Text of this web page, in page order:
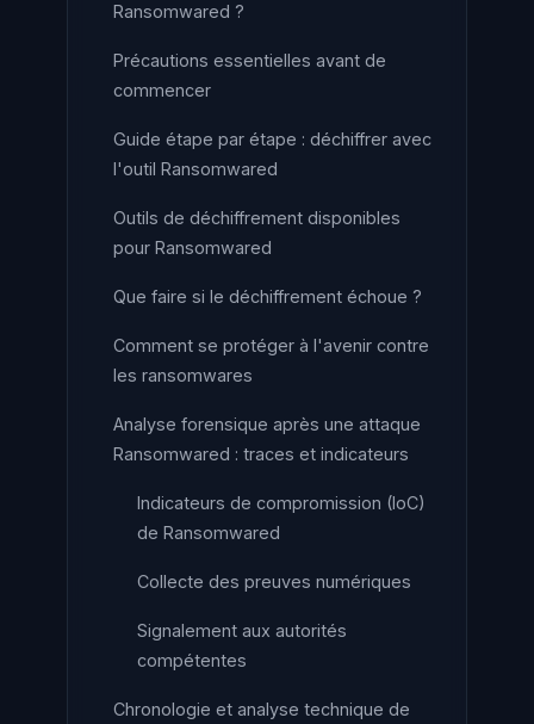
Ransomwared ?
Précautions essentielles avant de
commencer
Guide étape par étape : déchiffrer avec
l'outil Ransomwared
Outils de déchiffrement disponibles
pour Ransomwared
Que faire si le déchiffrement échoue ?
Comment se protéger à l'avenir contre
les ransomwares
Analyse forensique après une attaque
Ransomwared : traces et indicateurs
Indicateurs de compromission (IoC)
de Ransomwared
Collecte des preuves numériques
Signalement aux autorités
compétentes
Chronologie et analyse technique de